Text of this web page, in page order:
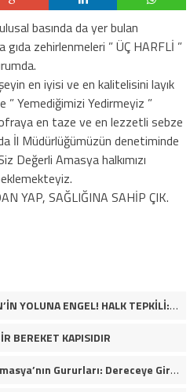
basında da yer bulan
gıda zehirlenmeleri ” ÜÇ HARFLİ ”
en iyisi ve en kalitelisini layık
Yemediğimizi Yedirmeyiz ”
en taze ve en lezzetli sebze
İl Müdürlüğümüzün denetiminde
Değerli Amasya halkımızı
YAP, SAĞLIĞINA SAHİP ÇIK.
YETER ARTIK FERHAT İLE ŞİRİN’İN YOLUNA ENGEL! HALK TEPKİLİ: “YOLU KAPATMAK ÇÖZÜM DEĞİL, GÖREVİNİ YAP!”
BEREKET KAPISIDIR
AÇI EĞİTİM KURUMLARINDA “Amasya’nın Gururları: Dereceye Giren Öğrenciler İçin Anlamlı Tören”